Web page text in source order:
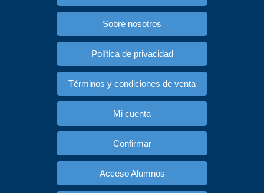
Sobre nosotros
Política de privacidad
Términos y condiciones de venta
Mi cuenta
Confirmar
Acceso Alumnos